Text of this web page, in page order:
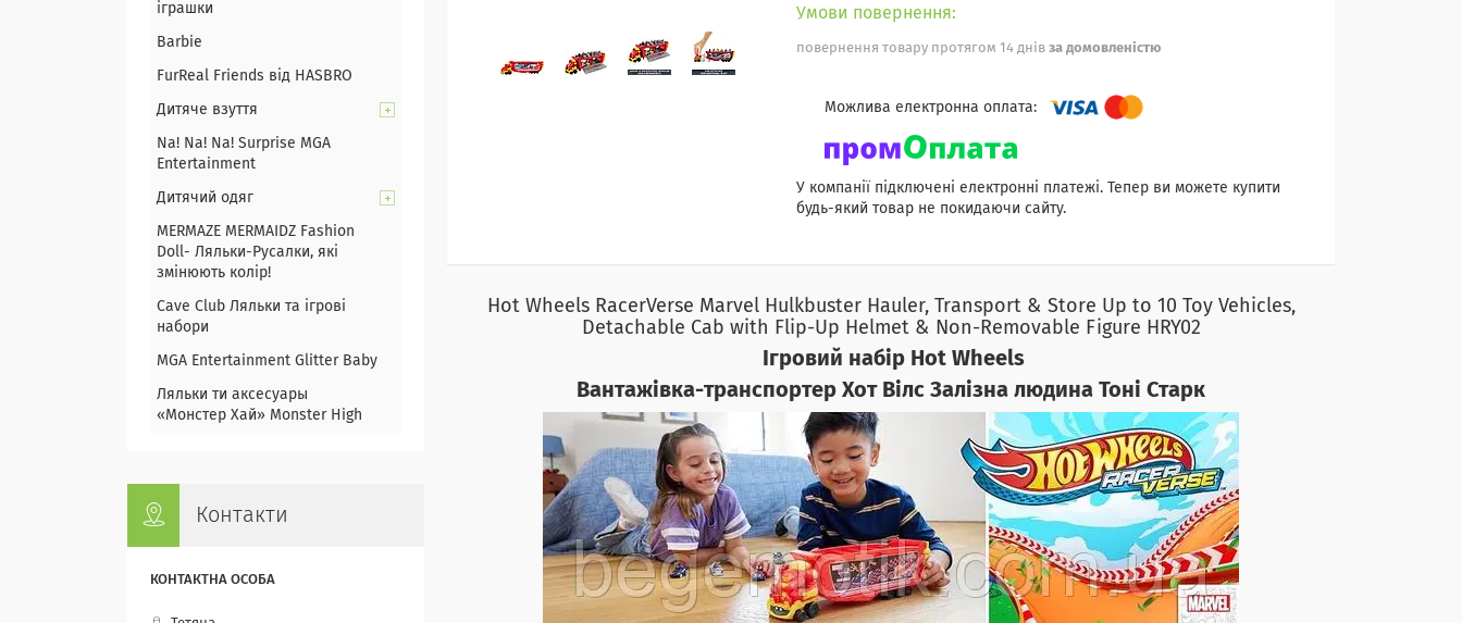
повернення товару протягом 14 днів за домовленістю
У компанії підключені електронні платежі. Тепер ви можете купити
будь-який товар не покидаючи сайту.
Hot Wheels RacerVerse Marvel Hulkbuster Hauler, Transport & Store Up to 10 Toy Vehicles,
Detachable Cab with Flip-Up Helmet & Non-Removable Figure HRY02
Ігровий набір Hot Wheels
Вантажівка-транспортер Хот Вілс Залізна людина Тоні Старк
іграшки
Barbie
FurReal Friends від HASBRO
Дитяче взуття
Na! Na! Na! Surprise MGA
Entertainment
Дитячий одяг
MERMAZE MERMAIDZ Fashion
Doll- Ляльки-Русалки, які
змінюють колір!
Cave Club Ляльки та ігрові
набори
MGA Entertainment Glitter Baby
Ляльки ти аксесуары
«Монстер Хай» Monster High
Контакти